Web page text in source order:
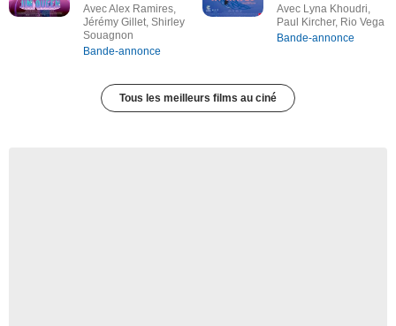
Avec Alex Ramires,
Jérémy Gillet, Shirley
Souagnon
Bande-annonce
Avec Lyna Khoudri,
Paul Kircher, Rio Vega
Bande-annonce
Tous les meilleurs films au ciné